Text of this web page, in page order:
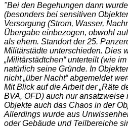
"Bei den Begehungen dann
(besonders bei sensitiven
Versorgung (Strom, Wasser,
Übergabe einbezogen, obwohl
als ehem. Standort der 25.
Militärstädte unterschieden. Dies
„Militärstädtchen“ unterteilt (wie
natürlich seine Gründe. In
nicht „über Nacht“ abgemeldet
Mit Blick auf die Arbeit der „Räte
BVA, OFD) auch nur ansatzweise
Objekte auch das Chaos in der
Allerdings wurde aus
oder Gebäude und Teilbereiche